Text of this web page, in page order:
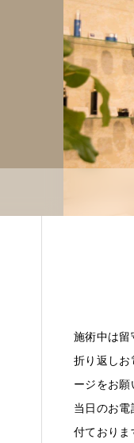
施術中は留
折り返しお
ージをお願
当日のお
付ておりま